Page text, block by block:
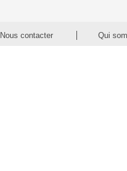
Nous contacter Qui